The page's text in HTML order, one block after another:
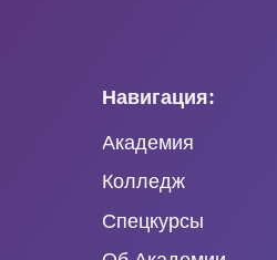
Навигация:
Академия
Колледж
Спецкурсы